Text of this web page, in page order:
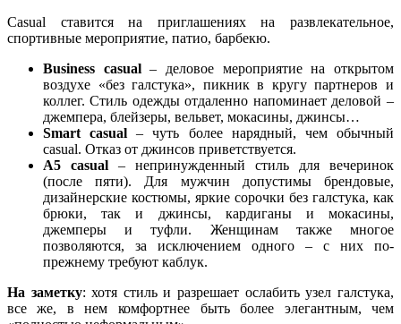
Casual ставится на приглашениях на развлекательное,
спортивные мероприятие, патио, барбекю.
Business casual– деловое мероприятие на открытом
воздухе «без галстука», пикник в кругу партнеров и
коллег. Стиль одежды отдаленно напоминает деловой –
джемпера, блейзеры, вельвет, мокасины, джинсы…
Smart casual– чуть более нарядный, чем обычный
casual. Отказ от джинсов приветствуется.
A5 casual – непринужденный стиль для вечеринок
(после пяти). Для мужчин допустимы брендовые,
дизайнерские костюмы, яркие сорочки без галстука, как
брюки, так и джинсы, кардиганы и мокасины,
джемперы и туфли. Женщинам также многое
позволяются, за исключением одного – с них по-
прежнему требуют каблук.
На заметку: хотя стиль и разрешает ослабить узел галстука,
все же, в нем комфортнее быть более элегантным, чем